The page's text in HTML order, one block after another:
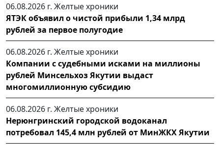
06.08.2026 г. Желтые хроники
ЯТЭК объявил о чистой прибыли 1,34 млрд
рублей за первое полугодие
06.08.2026 г. Желтые хроники
Компании с судебными исками на миллионы
рублей Минсельхоз Якутии выдаст
многомиллионную субсидию
06.08.2026 г. Желтые хроники
Нерюнгринский городской водоканал
потребовал 145,4 млн рублей от МинЖКХ Якутии